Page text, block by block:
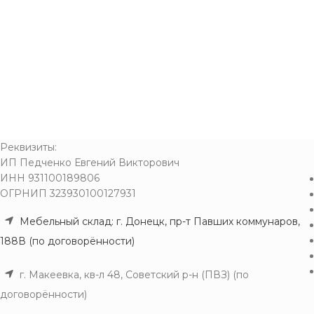
Реквизиты:
ИП Педченко Евгений Викторович
ИНН 931100189806
ОГРНИП 323930100127931
Мебельный склад: г. Донецк, пр-т Павших коммунаров,
188В (по договорённости)
г. Макеевка, кв-л 48, Советский р-н (ПВЗ) (по
договорённости)